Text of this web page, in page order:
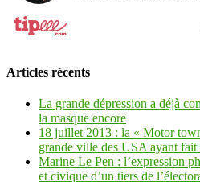
Articles récents
La grande dépression a déjà
la masque encore
18 juillet 2013 : la « Motor
grande ville des USA ayant
Marine Le Pen : l’expression
et civique d’un tiers de